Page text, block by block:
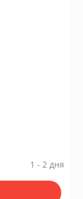
1 - 2 дня